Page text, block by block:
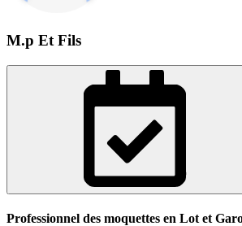
M.p Et Fils
Professionnel des moquettes en Lot et